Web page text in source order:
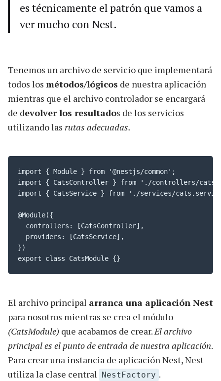
es técnicamente el patrón que vamos a
ver mucho con Nest.
Tenemos un archivo de servicio que implementará
todos los métodos/lógicos de nuestra aplicación
mientras que el archivo controlador se encargará
de devolver los resultados de los servicios
utilizando las rutas adecuadas.
import { Module } from '@nestjs/common';
import { CatsController } from './controllers/
import { CatsService } from './services/
@Module({
  controllers: [CatsController],
  providers: [CatsService],
})
export class CatsModule {}
El archivo principal arranca una aplicación Nest
para nosotros mientras se crea el módulo
(CatsModule) que acabamos de crear.El archivo
principal es el punto de entrada de nuestra aplicación.
Para crear una instancia de aplicación Nest, Nest
utiliza la clase central NestFactory .